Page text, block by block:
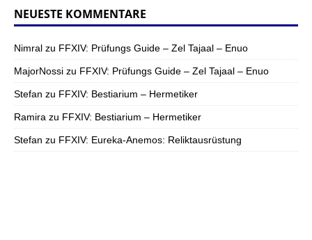
NEUESTE KOMMENTARE
Nimral zu FFXIV: Prüfungs Guide – Zel Tajaal – Enuo
MajorNossi zu FFXIV: Prüfungs Guide – Zel Tajaal – Enuo
Stefan zu FFXIV: Bestiarium – Hermetiker
Ramira zu FFXIV: Bestiarium – Hermetiker
Stefan zu FFXIV: Eureka-Anemos: Reliktausrüstung